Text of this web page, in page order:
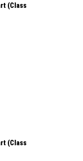
(Class
(Class